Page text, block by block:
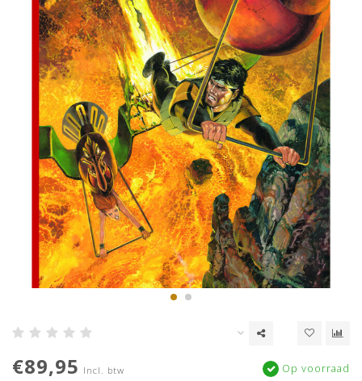
€89,95 Incl. btw Op voorraad